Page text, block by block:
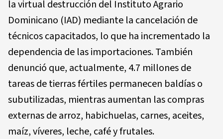
la virtual destrucción del Instituto Agrario
Dominicano (IAD) mediante la cancelación de
técnicos capacitados, lo que ha incrementado la
dependencia de las importaciones. También
denunció que, actualmente, 4.7 millones de
tareas de tierras fértiles permanecen baldías o
subutilizadas, mientras aumentan las compras
externas de arroz, habichuelas, carnes, aceites,
maíz, víveres, leche, café y frutales.